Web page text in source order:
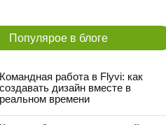
Популярое в блоге
Командная работа в Flyvi: как
создавать дизайн вместе в
реальном времени